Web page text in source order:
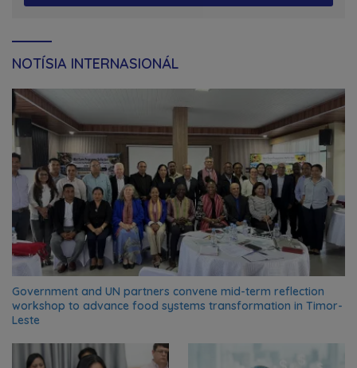
NOTÍSIA INTERNASIONÁL
Government and UN partners convene mid-term reflection
workshop to advance food systems transformation in Timor-
Leste